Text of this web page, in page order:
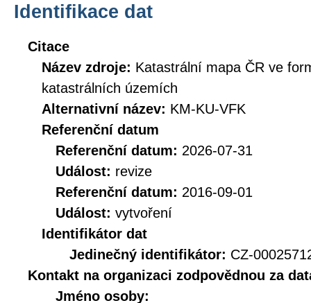
Identifikace dat
Citace
Název zdroje: Katastrální mapa ČR ve
katastrálních územích
Alternativní název: KM-KU-VFK
Referenční datum
Referenční datum: 2026-07-31
Událost: revize
Referenční datum: 2016-09-01
Událost: vytvoření
Identifikátor dat
Jedinečný identifikátor: CZ-
Kontakt na organizaci zodpovědnou za
Jméno osoby: